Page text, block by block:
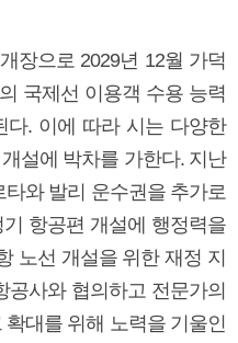
장으로 2029년 12월 가덕
국제선 이용객 수용 능력
다. 이에 따라 시는 다양한
설에 박차를 가한다. 지난
와 발리 운수권을 추가로
항공편 개설에 행정력을
노선 개설을 위한 재정 지
공사와 협의하고 전문가의
대를 위해 노력을 기울인